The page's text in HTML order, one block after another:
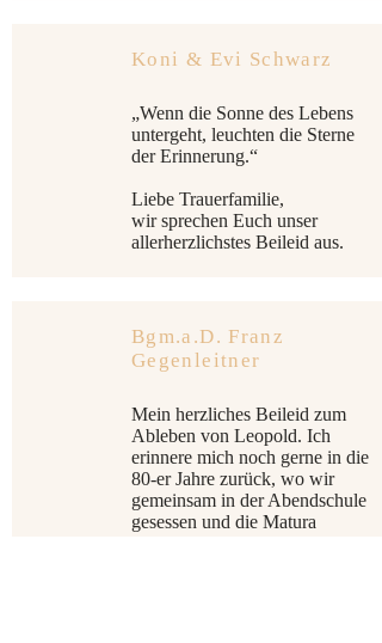
Koni & Evi Schwarz
„Wenn die Sonne des Lebens
untergeht, leuchten die Sterne
der Erinnerung.“
Liebe Trauerfamilie,
wir sprechen Euch unser
allerherzlichstes Beileid aus.
Bgm.a.D. Franz
Gegenleitner
Mein herzliches Beileid zum
Ableben von Leopold. Ich
erinnere mich noch gerne in die
80-er Jahre zurück, wo wir
gemeinsam in der Abendschule
gesessen und die Matura